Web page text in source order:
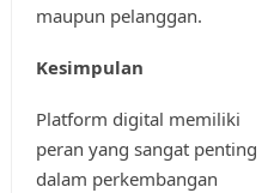
maupun pelanggan.
Kesimpulan
Platform digital memiliki
peran yang sangat penting
dalam perkembangan